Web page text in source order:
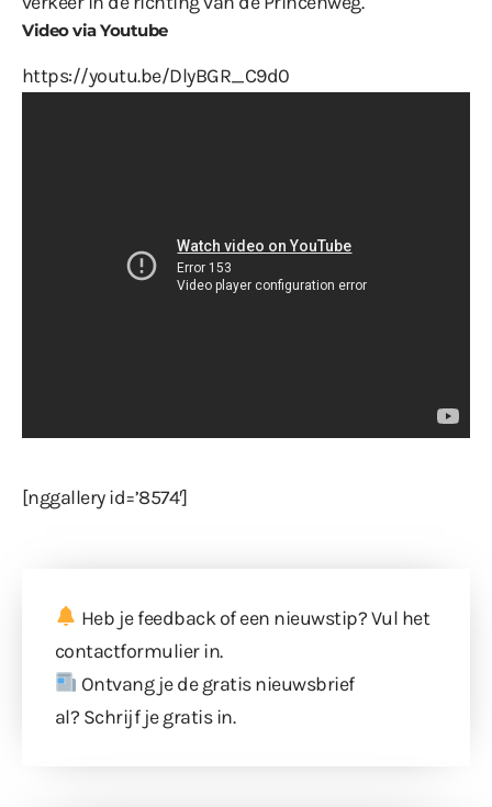
Video via Youtube
https://youtu.be/DlyBGR_C9d0
[nggallery id=’8574′]
Heb je feedback of een nieuwstip? Vul het
contactformulierin.
Ontvang je de gratis nieuwsbrief
al? Schrijf je gratis in.